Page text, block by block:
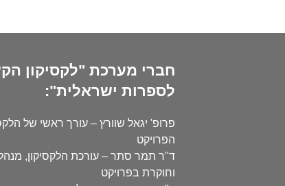
חברי מערכת "לקסיקון
לספרות ישראלית":
פרופ' יגאל שוורץ – עורך ראשי של
הפרויקט
ד"ר תמר סתר – עורכת הלקסיקון,
וחוקרת בפרויקט